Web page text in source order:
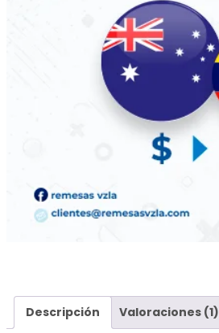
Descripción Valoraciones (1)